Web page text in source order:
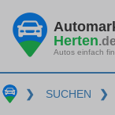
Herten
Autos einfach
❯ SUCHEN ❯